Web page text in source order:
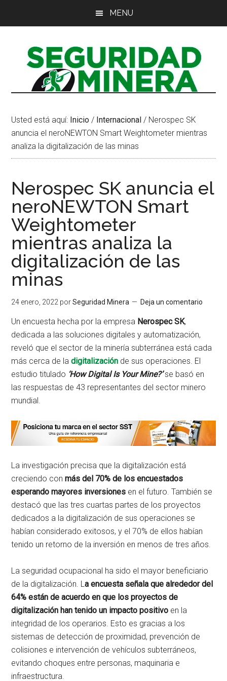
principal
MENU
Usted está aquí: Inicio / Internacional / Nerospec SK
anuncia el neroNEWTON Smart Weightometer mientras
analiza la digitalización de las minas
Nerospec SK anuncia el
neroNEWTON Smart
Weightometer
mientras analiza la
digitalización de las
minas
24 enero, 2022 porSeguridad Minera Deja un comentario
Un encuesta hecha por la empresa Nerospec SK,
dedicada a las soluciones digitales y automatización,
reveló que el sector de la minería subterránea está cada
más cerca de ladigitalización de sus operaciones. El
estudio titulado ‘How Digital Is Your Mine?’se basó en
las respuestas de 43 representantes del sector minero
mundial.
La investigación precisa que la digitalización está
creciendo conmás del 70% de los encuestados
esperando mayores inversiones en el futuro. También se
destacó que las tres cuartas partes de los proyectos
dedicados a la digitalización de sus operaciones se
habían considerado exitosos, y el 70% de ellos habían
tenido un retorno de la inversión en menos de tres años.
La seguridad ocupacional ha sido el mayor beneficiario
de la digitalización. La encuesta señala que alrededor del
64% están de acuerdo en que los proyectos de
digitalización han tenido un impacto positivo en la
integridad de los operarios. Esto es gracias a los
sistemas de detección de proximidad, prevención de
colisiones e intervención de vehículos subterráneos,
evitando choques entre personas, maquinaria e
infraestructura.